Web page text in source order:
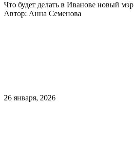
Что будет делать в Иванове новый мэр
Автор: Анна Семенова
26 января, 2026